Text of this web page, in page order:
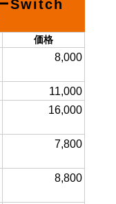
Switch
価格
8,000
11,000
16,000
7,800
8,800